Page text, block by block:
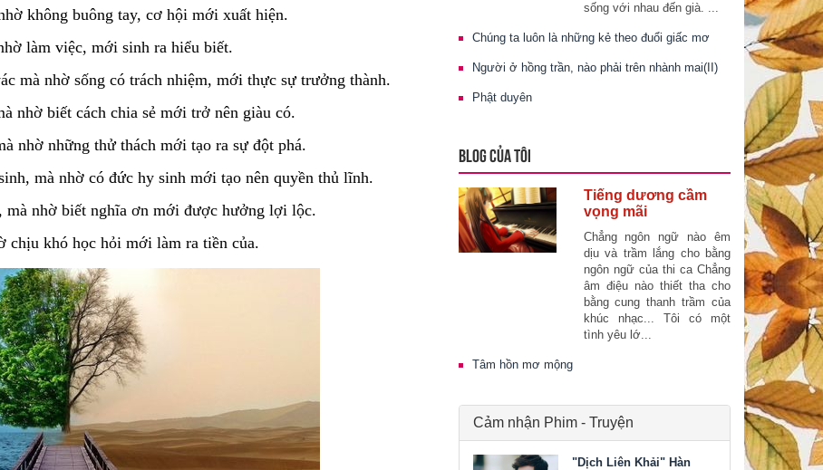
không buông tay, cơ hội mới xuất hiện.
làm việc, mới sinh ra hiểu biết.
nhờ sống có trách nhiệm, mới thực sự trưởng thành.
biết cách chia sẻ mới trở nên giàu có.
những thử thách mới tạo ra sự đột phá.
mà nhờ có đức hy sinh mới tạo nên quyền thủ lĩnh.
nhờ biết nghĩa ơn mới được hưởng lợi lộc.
khó học hỏi mới làm ra tiền của.
sống với nhau đến già. ...
Chúng ta luôn là những kẻ theo đuổi giấc mơ
Người ở hồng trần, nào phải trên nhành mai(II)
Phật duyên
BLOG CỦA TÔI
Tiếng dương cầm
vọng mãi
Chẳng ngôn ngữ nào êm
dịu và trầm lắng cho bằng
ngôn ngữ của thi ca Chẳng
âm điệu nào thiết tha cho
bằng cung thanh trầm của
khúc nhạc... Tôi có một
tình yêu lớ...
Tâm hồn mơ mộng
Cảm nhận Phim - Truyện
"Dịch Liên Khải" Hàn